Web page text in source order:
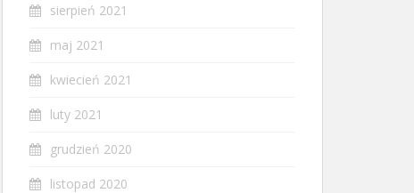
sierpień 2021
maj 2021
kwiecień 2021
luty 2021
grudzień 2020
listopad 2020